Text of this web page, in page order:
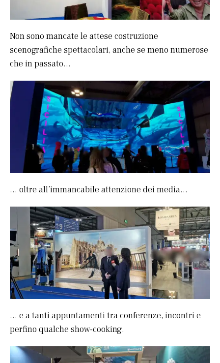
Non sono mancate le attese costruzione
scenografiche spettacolari, anche se meno numerose
che in passato…
… oltre all’immancabile attenzione dei media…
… e a tanti appuntamenti tra conferenze, incontri e
perfino qualche show-cooking.